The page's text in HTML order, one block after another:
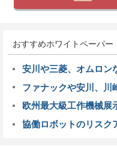
おすすめホワイトペーパー
安川や三菱、オムロン
ファナックや安川、川
欧州最大級工作機械展
協働ロボットのリスク